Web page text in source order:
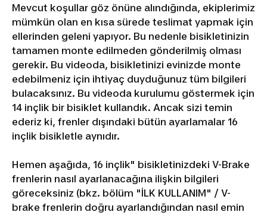
Mevcut koşullar göz önüne alındığında, ekiplerimiz
mümkün olan en kısa sürede teslimat yapmak için
ellerinden geleni yapıyor. Bu nedenle bisikletinizin
tamamen monte edilmeden gönderilmiş olması
gerekir. Bu videoda, bisikletinizi evinizde monte
edebilmeniz için ihtiyaç duyduğunuz tüm bilgileri
bulacaksınız. Bu videoda kurulumu göstermek için
14 inçlik bir bisiklet kullandık. Ancak sizi temin
ederiz ki, frenler dışındaki bütün ayarlamalar 16
inçlik bisikletle aynıdır.
Hemen aşağıda, 16 inçlik" bisikletinizdeki V-Brake
frenlerin nasıl ayarlanacağına ilişkin bilgileri
göreceksiniz (bkz. bölüm "İLK KULLANIM" / V-
brake frenlerin doğru ayarlandığından nasıl emin